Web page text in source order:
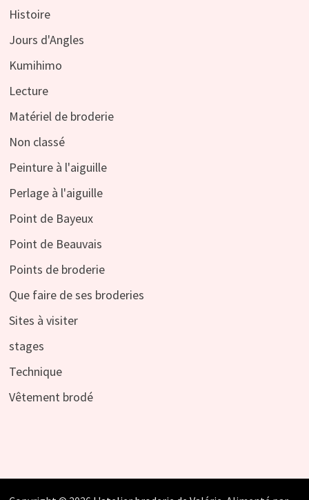
Histoire
Jours d'Angles
Kumihimo
Lecture
Matériel de broderie
Non classé
Peinture à l'aiguille
Perlage à l'aiguille
Point de Bayeux
Point de Beauvais
Points de broderie
Que faire de ses broderies
Sites à visiter
stages
Technique
Vêtement brodé